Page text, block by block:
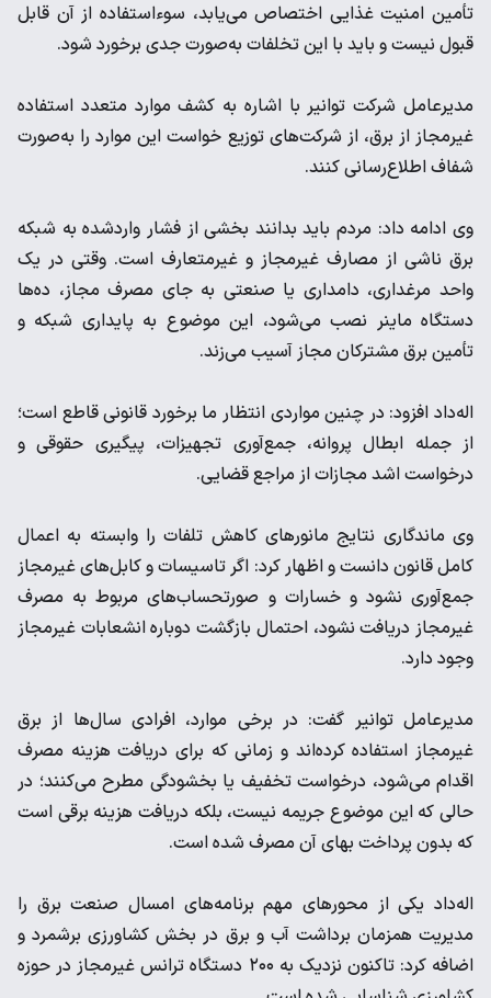
تأمین امنیت غذایی اختصاص می‌یابد، سوءاستفاده از آن قابل
قبول نیست و باید با این تخلفات به‌صورت جدی برخورد شود.
مدیرعامل شرکت توانیر با اشاره به کشف موارد متعدد استفاده
غیرمجاز از برق، از شرکت‌های توزیع خواست این موارد را به‌صورت
شفاف اطلاع‌رسانی کنند.
وی ادامه داد: مردم باید بدانند بخشی از فشار واردشده به شبکه
برق ناشی از مصارف غیرمجاز و غیرمتعارف است. وقتی در یک
واحد مرغداری، دامداری یا صنعتی به جای مصرف مجاز، ده‌ها
دستگاه ماینر نصب می‌شود، این موضوع به پایداری شبکه و
تأمین برق مشترکان مجاز آسیب می‌زند.
اله‌داد افزود: در چنین مواردی انتظار ما برخورد قانونی قاطع است؛
از جمله ابطال پروانه، جمع‌آوری تجهیزات، پیگیری حقوقی و
درخواست اشد مجازات از مراجع قضایی.
وی ماندگاری نتایج مانورهای کاهش تلفات را وابسته به اعمال
کامل قانون دانست و اظهار کرد: اگر تاسیسات و کابل‌های غیرمجاز
جمع‌آوری نشود و خسارات و صورتحساب‌های مربوط به مصرف
غیرمجاز دریافت نشود، احتمال بازگشت دوباره انشعابات غیرمجاز
وجود دارد.
مدیرعامل توانیر گفت: در برخی موارد، افرادی سال‌ها از برق
غیرمجاز استفاده کرده‌اند و زمانی که برای دریافت هزینه مصرف
اقدام می‌شود، درخواست تخفیف یا بخشودگی مطرح می‌کنند؛ در
حالی که این موضوع جریمه نیست، بلکه دریافت هزینه برقی است
که بدون پرداخت بهای آن مصرف شده است.
اله‌داد یکی از محورهای مهم برنامه‌های امسال صنعت برق را
مدیریت همزمان برداشت آب و برق در بخش کشاورزی برشمرد و
اضافه کرد: تاکنون نزدیک به ۲۰۰ دستگاه ترانس غیرمجاز در حوزه